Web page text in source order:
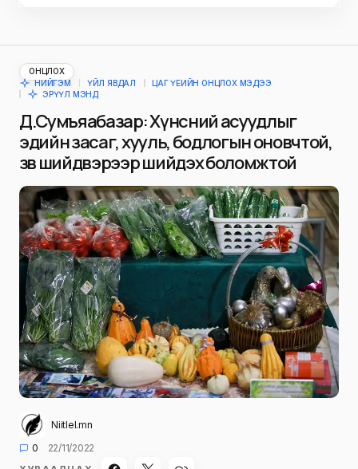
ОНЦЛОХ
НИЙГЭМ
ҮЙЛ ЯВДАЛ
ЦАГ ҮЕИЙН ОНЦЛОХ МЭДЭЭ
ЭРҮҮЛ МЭНД
Д.Сумъяабазар: Хүнсний асуудлыг
эдийн засаг, хууль, бодлогын оновчтой,
зөв шийдвэрээр шийдэх боломжтой
Niitlel.mn
0
22/11/2022